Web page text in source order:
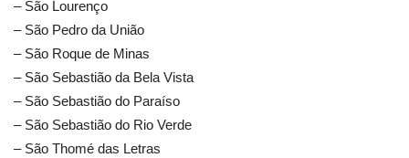
– São Lourenço
– São Pedro da União
– São Roque de Minas
– São Sebastião da Bela Vista
– São Sebastião do Paraíso
– São Sebastião do Rio Verde
– São Thomé das Letras